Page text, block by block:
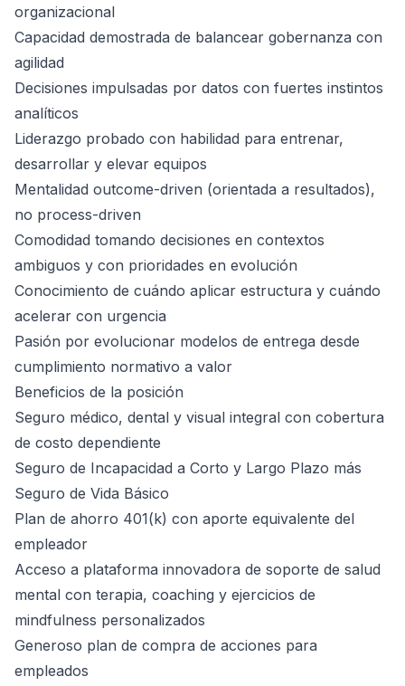
organizacional
Capacidad demostrada de balancear gobernanza con
agilidad
Decisiones impulsadas por datos con fuertes instintos
analíticos
Liderazgo probado con habilidad para entrenar,
desarrollar y elevar equipos
Mentalidad outcome-driven (orientada a resultados),
no process-driven
Comodidad tomando decisiones en contextos
ambiguos y con prioridades en evolución
Conocimiento de cuándo aplicar estructura y cuándo
acelerar con urgencia
Pasión por evolucionar modelos de entrega desde
cumplimiento normativo a valor
Beneficios de la posición
Seguro médico, dental y visual integral con cobertura
de costo dependiente
Seguro de Incapacidad a Corto y Largo Plazo más
Seguro de Vida Básico
Plan de ahorro 401(k) con aporte equivalente del
empleador
Acceso a plataforma innovadora de soporte de salud
mental con terapia, coaching y ejercicios de
mindfulness personalizados
Generoso plan de compra de acciones para
empleados